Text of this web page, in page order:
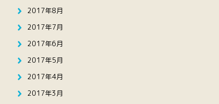
2017年8月
2017年7月
2017年6月
2017年5月
2017年4月
2017年3月